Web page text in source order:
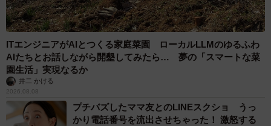
ITエンジニアがAIとつくる家庭菜園 ローカルLLMのゆるふわ
AIたちとお話しながら開墾してみたら… 夢の「スマートな菜
園生活」実現なるか
井二 かける
2026.08.08
プチバズしたママ友とのLINEスクショ うっ
かり電話番号を流出させちゃった！ 激怒する